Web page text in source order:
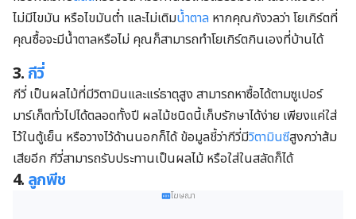
ไม่มีไขมัน หรือไขมันต่ำ และไม่เติมน้ำตาล หากคุณกังวลว่า โยเกิร์ตที่
คุณซื้อจะมีน้ำตาลหรือไม่ คุณก็สามารถทำโยเกิร์ตกินเองที่บ้านได้
3. กีวี่
กีวี่ เป็นผลไม้ที่มีวิตามินและแร่ธาตุสูง สามารถหาซื้อได้ตามซูเปอร์
มาร์เก็ตทั่วไปได้ตลอดทั้งปี ผลไม้ชนิดนี้เก็บรักษาได้ง่าย เพียงแค่ใส่
ไว้ในตู้เย็น หรือวางไว้ด้านนอกก็ได้ ข้อมูลชี้ว่ากีวี่มีวิตามินซีสูงกว่าส้ม
เสียอีก กีวี่สามารถรับประทานเป็นผลไม้ หรือใส่ในสลัดก็ได้
4. ลูกพีช
โฆษณา